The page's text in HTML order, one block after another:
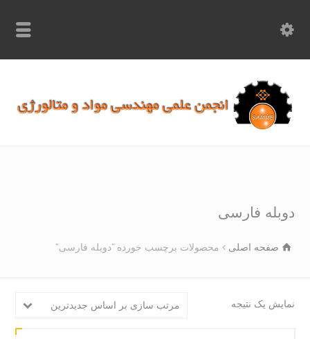
فارسی
صفحه اصلی محصولات برچسب خورده “دوبله فارسی”
یک نتیجه مرتب سازی بر اساس جدیدترین